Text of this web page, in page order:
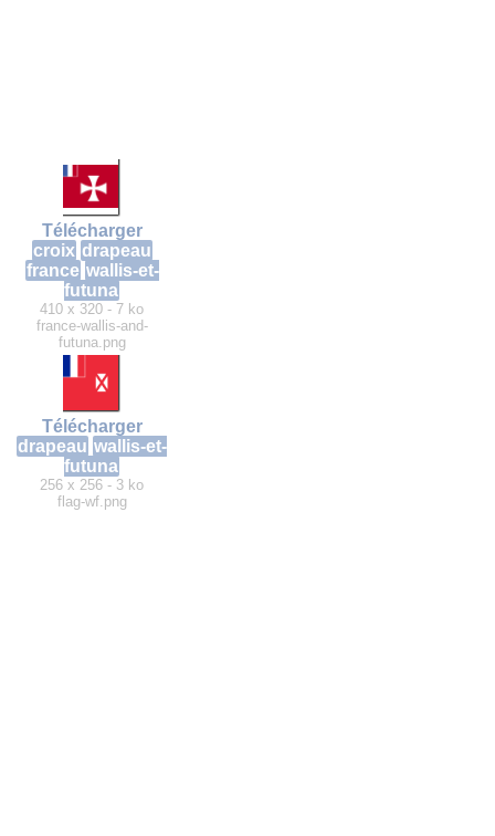
Télécharger
croix drapeau
france wallis-et-
futuna
410 x 320 - 7 ko
france-wallis-and-
futuna.png
Télécharger
drapeau wallis-et-
futuna
256 x 256 - 3 ko
flag-wf.png